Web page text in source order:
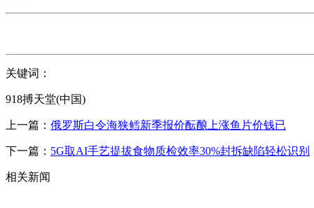
关键词：
918搏天堂(中国)
上一篇： 俄罗斯白令海狭鳕新季报价酝酿上涨鱼片价钱已
下一篇： 5G取AI手艺提拔食物质检效率30%封拆缺陷轻松识别
相关新闻